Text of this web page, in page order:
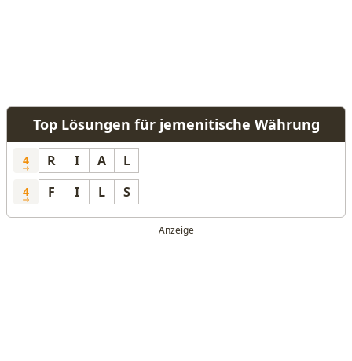
Top Lösungen für jemenitische Währung
4 R I A L
4 F I L S